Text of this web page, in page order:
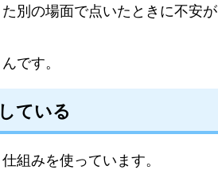
別の場面で点いたときに不安が
です。
ている
組みを使っています。